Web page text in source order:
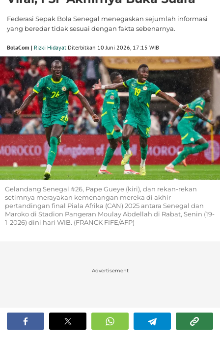
Federasi Sepak Bola Senegal menegaskan sejumlah informasi
yang beredar tidak sesuai dengan fakta sebenarnya.
BolaCom | Rizki Hidayat Diterbitkan 10 Juni 2026, 17:15 WIB
Gelandang Senegal #26, Pape Gueye (kiri), dan rekan-rekan
setimnya merayakan kemenangan mereka di akhir
pertandingan final Piala Afrika (CAN) 2025 antara Senegal dan
Maroko di Stadion Pangeran Moulay Abdellah di Rabat, Senin (19-
1-2026) dini hari WIB. (FRANCK FIFE/AFP)
Advertisement